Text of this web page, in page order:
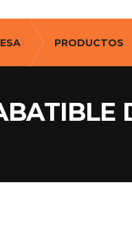
PRODUCTOS